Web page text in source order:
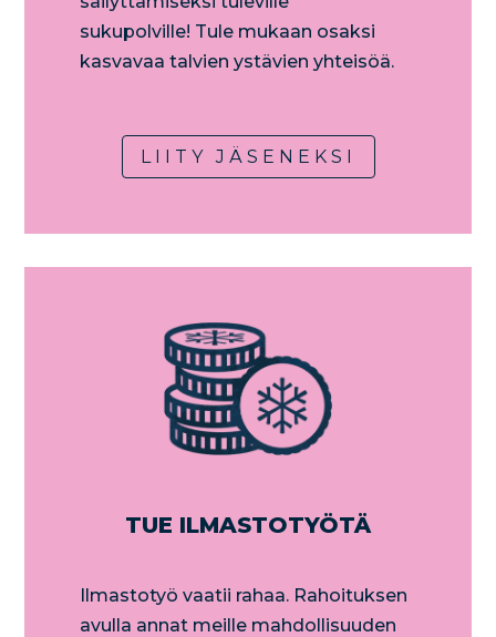
sukupolville! Tule mukaan osaksi
kasvavaa talvien ystävien yhteisöä.​
LIITY JÄSENEKSI
TUE ILMASTOTYÖTÄ
Ilmastotyö vaatii rahaa. Rahoituksen
avulla annat meille mahdollisuuden